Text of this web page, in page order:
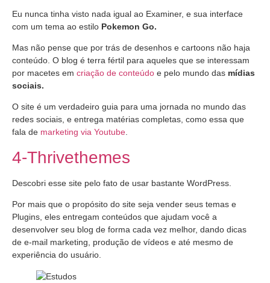
Eu nunca tinha visto nada igual ao Examiner, e sua interface
com um tema ao estilo Pokemon Go.
Mas não pense que por trás de desenhos e cartoons não haja
conteúdo. O blog é terra fértil para aqueles que se interessam
por macetes em criação de conteúdo e pelo mundo das mídias
sociais.
O site é um verdadeiro guia para uma jornada no mundo das
redes sociais, e entrega matérias completas, como essa que
fala de marketing via Youtube.
4-Thrivethemes
Descobri esse site pelo fato de usar bastante WordPress.
Por mais que o propósito do site seja vender seus temas e
Plugins, eles entregam conteúdos que ajudam você a
desenvolver seu blog de forma cada vez melhor, dando dicas
de e-mail marketing, produção de vídeos e até mesmo de
experiência do usuário.